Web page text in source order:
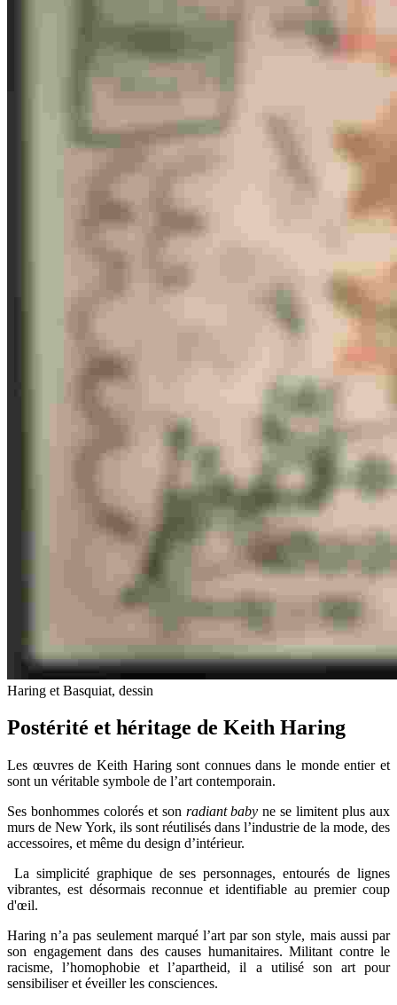
Haring et Basquiat, dessin
Postérité et héritage de Keith Haring
Les œuvres de Keith Haring sont connues dans le monde entier et
sont un véritable symbole de l’art contemporain.
Ses bonhommes colorés et son radiant baby ne se limitent plus aux
murs de New York, ils sont réutilisés dans l’industrie de la mode, des
accessoires, et même du design d’intérieur.
La simplicité graphique de ses personnages, entourés de lignes
vibrantes, est désormais reconnue et identifiable au premier coup
d'œil.
Haring n’a pas seulement marqué l’art par son style, mais aussi par
son engagement dans des causes humanitaires. Militant contre le
racisme, l’homophobie et l’apartheid, il a utilisé son art pour
sensibiliser et éveiller les consciences.